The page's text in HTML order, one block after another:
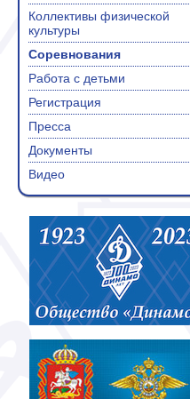
Коллективы физической
культуры
Соревнования
Работа с детьми
Регистрация
Пресса
Документы
Видео